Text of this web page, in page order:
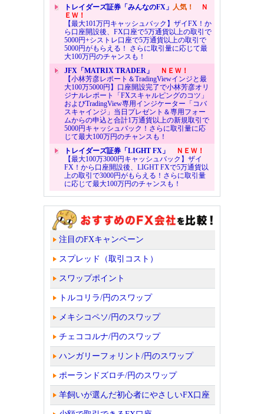
トレイダーズ証券「みんなのFX」 人気！
Ｎ
ＥＷ！
【最大101万円キャッシュバック】ザイFX！か
ら口座開設後、FX口座で5万通貨以上の取引で
5000円+シストレ口座で5万通貨以上の取引で
5000円がもらえる！ さらに取引量に応じて最
大100万円のチャンスも！
JFX「MATRIX TRADER」
ＮＥＷ！
【小林芳彦レポート＆TradingViewインジと最
大100万5000円】口座開設完了で小林芳彦オリ
ジナルレポート「FXスキャルピングのコツ」
およびTradingView専用インジケーター「コバ
スキャインジ」当日プレゼント＆専用フォー
ムからの申込と合計1万通貨以上の新規取引で
5000円キャッシュバック！さらに取引量に応
じて最大100万円のチャンスも！
トレイダーズ証券「LIGHT FX」
ＮＥＷ！
【最大100万3000円キャッシュバック】ザイ
FX！から口座開設後、LIGHT FXで5万通貨以
上の取引で3000円がもらえる！さらに取引量
に応じて最大100万円のチャンスも！
注目のFXキャンペーン
スプレッド（取引コスト）
スワップポイント
トルコリラ/円のスワップ
メキシコペソ/円のスワップ
チェココルナ/円のスワップ
ハンガリーフォリント/円のスワップ
ポーランドズロチ/円のスワップ
羊飼いが選んだ初心者にやさしいFX口座